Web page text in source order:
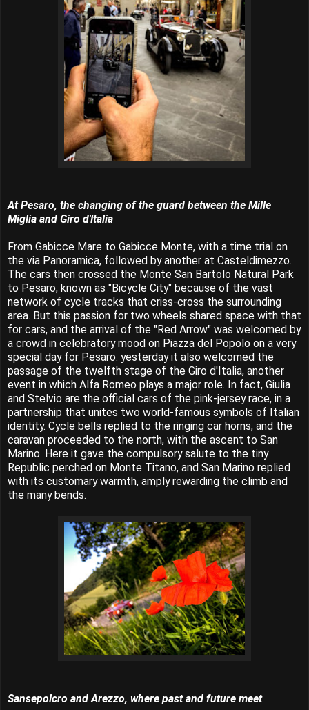
At Pesaro, the changing of the guard between the Mille
Miglia and Giro d'Italia
From Gabicce Mare to Gabicce Monte, with a time trial on
the via Panoramica, followed by another at Casteldimezzo.
The cars then crossed the Monte San Bartolo Natural Park
to Pesaro, known as "Bicycle City" because of the vast
network of cycle tracks that criss-cross the surrounding
area. But this passion for two wheels shared space with that
for cars, and the arrival of the "Red Arrow" was welcomed by
a crowd in celebratory mood on Piazza del Popolo on a very
special day for Pesaro: yesterday it also welcomed the
passage of the twelfth stage of the Giro d'Italia, another
event in which Alfa Romeo plays a major role. In fact, Giulia
and Stelvio are the official cars of the pink-jersey race, in a
partnership that unites two world-famous symbols of Italian
identity. Cycle bells replied to the ringing car horns, and the
caravan proceeded to the north, with the ascent to San
Marino. Here it gave the compulsory salute to the tiny
Republic perched on Monte Titano, and San Marino replied
with its customary warmth, amply rewarding the climb and
the many bends.
Sansepolcro and Arezzo, where past and future meet